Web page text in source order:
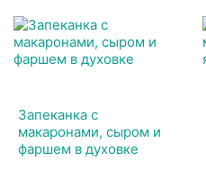
Запеканка с
макаронами, сыром и
фаршем в духовке